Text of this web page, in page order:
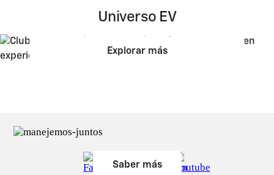
Universo EV
Explorar más
Saber más